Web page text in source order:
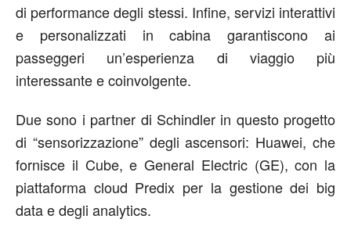
di performance degli stessi. Infine, servizi interattivi
e personalizzati in cabina garantiscono ai
passeggeri un’esperienza di viaggio più
interessante e coinvolgente.
Due sono i partner di Schindler in questo progetto
di “sensorizzazione” degli ascensori: Huawei, che
fornisce il Cube, e General Electric (GE), con la
piattaforma cloud Predix per la gestione dei big
data e degli analytics.